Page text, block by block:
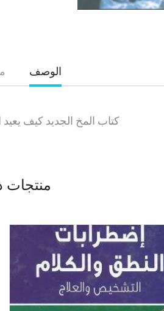
الوصف
كتاب المخ الجديد كيف